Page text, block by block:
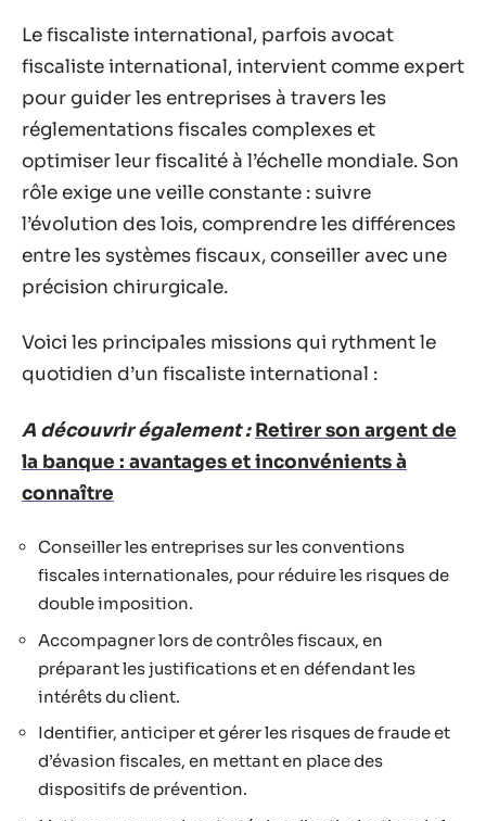
Le fiscaliste international, parfois avocat
fiscaliste international, intervient comme expert
pour guider les entreprises à travers les
réglementations fiscales complexes et
optimiser leur fiscalité à l’échelle mondiale. Son
rôle exige une veille constante : suivre
l’évolution des lois, comprendre les différences
entre les systèmes fiscaux, conseiller avec une
précision chirurgicale.
Voici les principales missions qui rythment le
quotidien d’un fiscaliste international :
A découvrir également : Retirer son argent de
la banque : avantages et inconvénients à
connaître
Conseiller les entreprises sur les conventions
fiscales internationales, pour réduire les risques de
double imposition.
Accompagner lors de contrôles fiscaux, en
préparant les justifications et en défendant les
intérêts du client.
Identifier, anticiper et gérer les risques de fraude et
d’évasion fiscales, en mettant en place des
dispositifs de prévention.